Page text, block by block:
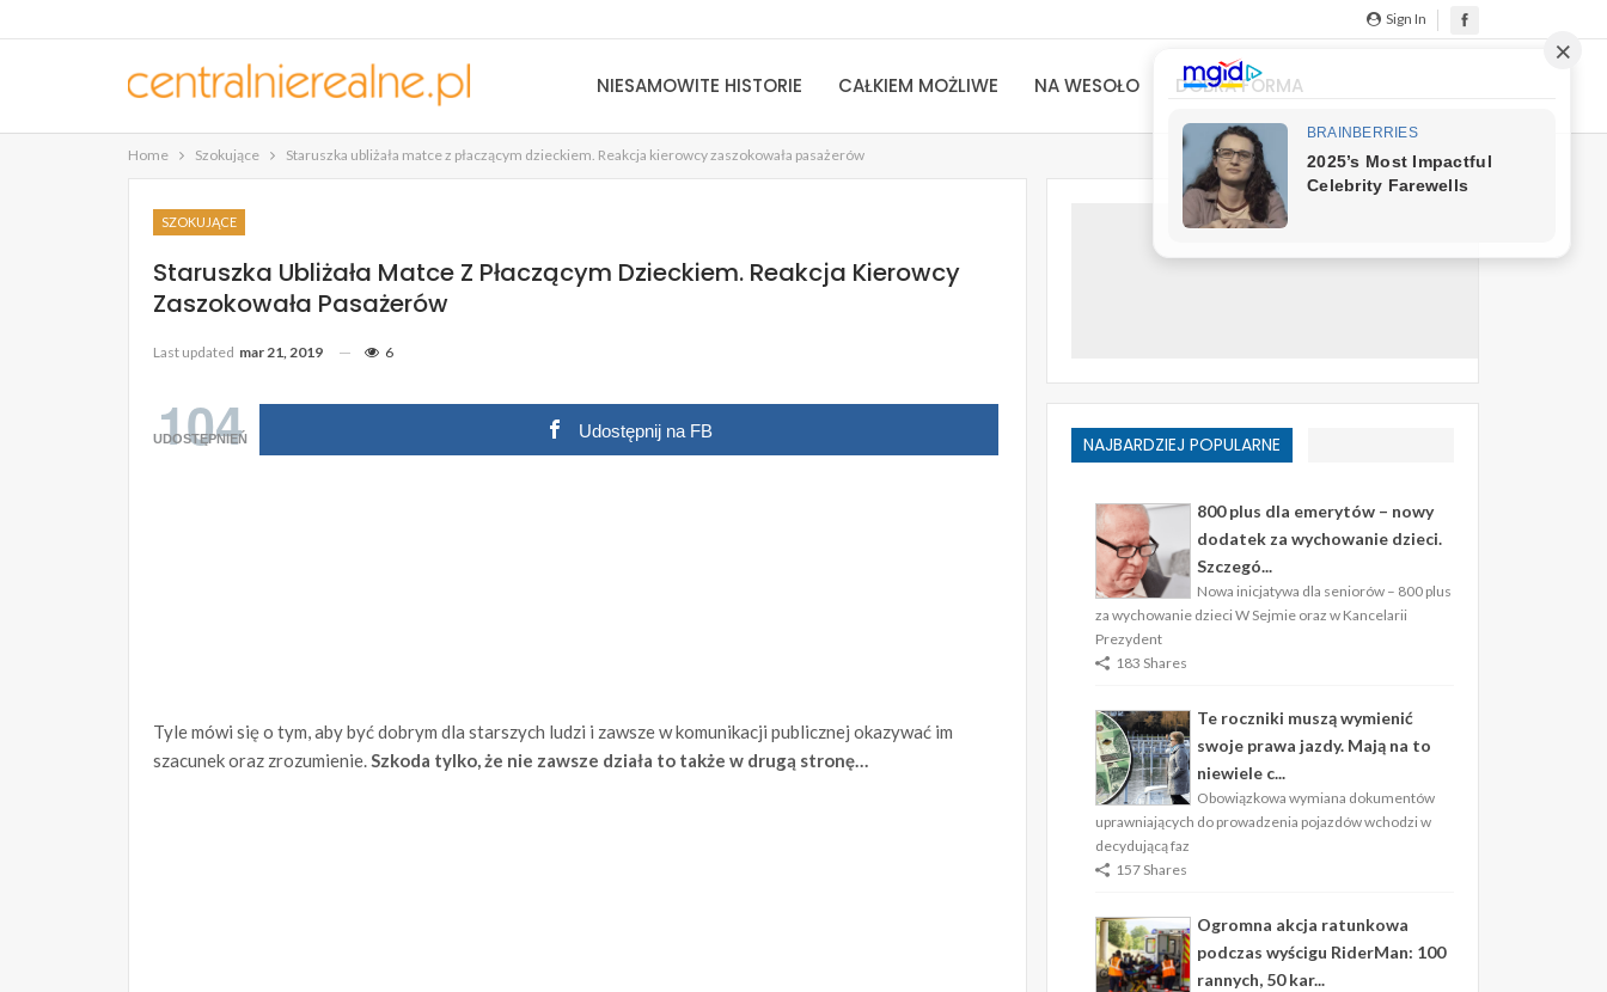
Sign In
NIESAMOWITE HISTORIE CAŁKIEM MOŻLIWE NA WESOŁO DOBRA FORMA
Home Szokujące Staruszka ubliżała matce z płaczącym dzieckiem. Reakcja kierowcy zaszokowała pasażerów
SZOKUJĄCE
Staruszka Ubliżała Matce Z Płaczącym Dzieckiem. Reakcja Kierowcy
Zaszokowała Pasażerów
Last updated mar 21, 2019 6
104
UDOSTĘPNIEŃ Udostępnij na FB
Tyle mówi się o tym, aby być dobrym dla starszych ludzi i zawsze w komunikacji publicznej okazywać im
szacunek oraz zrozumienie. Szkoda tylko, że nie zawsze działa to także w drugą stronę…
NAJBARDZIEJ POPULARNE
800 plus dla emerytów – nowy
dodatek za wychowanie dzieci.
Szczegó...
Nowa inicjatywa dla seniorów – 800 plus
za wychowanie dzieci W Sejmie oraz w Kancelarii
Prezydent
183 Shares
Te roczniki muszą wymienić
swoje prawa jazdy. Mają na to
niewiele c...
Obowiązkowa wymiana dokumentów
uprawniających do prowadzenia pojazdów wchodzi w
decydującą faz
157 Shares
Ogromna akcja ratunkowa
podczas wyścigu RiderMan: 100
rannych, 50 kar...